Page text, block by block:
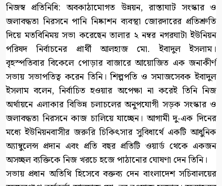
নিজস্ব প্রতিনিধি: অবকাঠামোগত উন্নয়ন, রাস্তাঘাট সংস্কার ও
জলাবদ্ধতা নিরসনে পানি নিষ্কাশন ব্যবস্থা জোরদারের প্রতিশ্রুতি
দিয়ে মতবিনিময় সভা করেছেন তালার ২ নম্বর নগরঘাটা ইউনিয়ন
পরিষদ নির্বাচনের প্রার্থী আলহাজ মো. ইবাদুল ইসলাম।
বৃহস্পতিবার বিকেলে পোড়ার বাজারে আয়োজিত এক জনাকীর্ণ
সভায় সভাপতিত্ব করেন তিনি। শিল্পপতি ও সমাজসেবক ইবাদুল
ইসলাম বলেন, নির্বাচিত হওয়ার অপেক্ষা না করেই তিনি নিজ
অর্থায়নে এলাকার বিভিন্ন চলাচলের অনুপযোগী সড়ক সংস্কার ও
জলাবদ্ধতা নিরসনে কাজ চালিয়ে যাচ্ছেন। আগামী দু-এক দিনের
মধ্যে ইউনিয়নবাসীর জরুরি চিকিৎসার সুবিধার্থে একটি আধুনিক
অ্যাম্বুলেন্স প্রদান এবং প্রতি বছর প্রতিটি ওয়ার্ড থেকে একজন
অসচ্ছল ব্যক্তিকে নিজ খরচে হজে পাঠানোর ঘোষণা দেন তিনি।
সভায় প্রধান অতিথি হিসেবে বক্তব্য দেন বাংলাদেশ সচিবালয়ের